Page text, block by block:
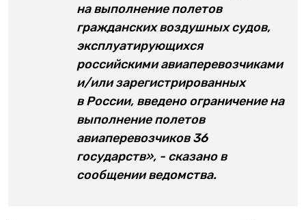
на выполнение полетов
гражданских воздушных судов,
эксплуатирующихся
российскими авиаперевозчиками
и/или зарегистрированных
в России, введено ограничение на
выполнение полетов
авиаперевозчиков 36
государств», - сказано в
сообщении ведомства.